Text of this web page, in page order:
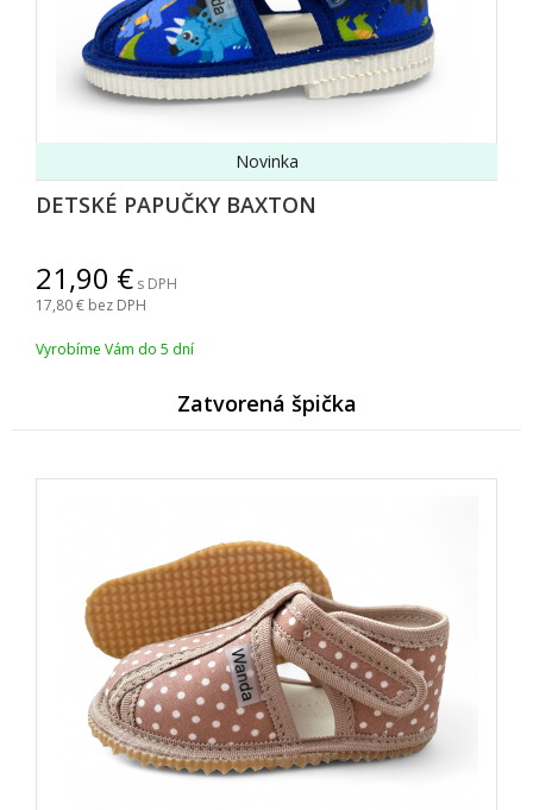
DETSKÉ PAPUČKY BAXTON
Novinka
21,90
s DPH
17,80 bez DPH
Vyrobíme Vám do 5 dní
Zatvorená špička